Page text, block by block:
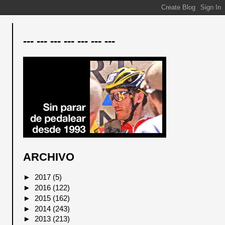
--- --- --- --- --- --- ---
ARCHIVO
►2017 (5)
► 2016 (122)
► 2015 (162)
► 2014 (243)
► 2013 (213)